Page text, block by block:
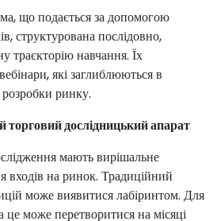
що подається за допомогою
структурована послідовно,
траєкторію навчання. Їх
які заглиблюються в
розробки ринку.
торговий дослідницький апарат
мають вирішальне
входів на ринок. Традиційний
може виявитися лабіринтом. Для
це може перетворитися на місяці